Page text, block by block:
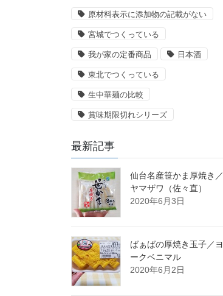
原材料表示に添加物の記載がない
宮城でつくっている
我が家の定番商品 日本酒
東北でつくっている
生中華麺の比較
賞味期限切れシリーズ
最新記事
仙台名産笹かま厚焼き／
ヤマザワ（佐々直）
2020年6月3日
ばぁばの厚焼き玉子／ヨ
ークベニマル
2020年6月2日